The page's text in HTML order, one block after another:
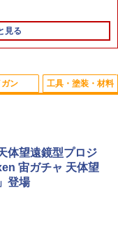
見る
ッド ボブルヘッド ピ
が揺れる おもちゃ
Bobble Head フィ
メリカン雑貨 ダブ
MB Liteタイプ 20m
トスイッチ Pro TAN
GRIPS 滑り止
用 DIY 5"x7" マテ
リー 電池 充電池 充
ンカー【3.7V 1450
カー バイク等】 ス
利 グッズ 生活 応援
ー ニューレジェンズ
ーブ 可動フィギュア
ンジャ[カラーA] 色
ガン
歳以上エアーHOP
工具・塗装・材料
スプレー 光沢 88ml
体望遠鏡型プロジ
宙ガチャ 天体望
登場